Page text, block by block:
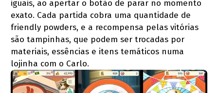
iguais, ao apertar o botão de parar no momento
exato. Cada partida cobra uma quantidade de
friendly powders, e a recompensa pelas vitórias
são tampinhas, que podem ser trocadas por
materiais, essências e itens temáticos numa
lojinha com o Carlo.